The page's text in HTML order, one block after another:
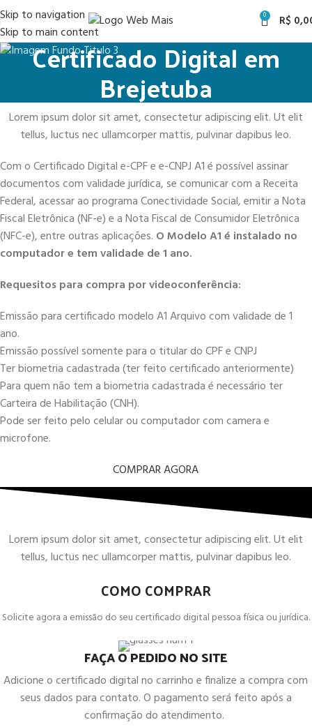
Skip to navigation
Skip to main content
0 R$
Certificado Digital em
Brejetuba
Lorem ipsum dolor sit amet, consectetur adipiscing elit. Ut elit
tellus, luctus nec ullamcorper mattis, pulvinar dapibus leo.
Com o Certificado Digital e-CPF e e-CNPJ A1 é possível assinar
documentos com validade jurídica, se comunicar com a Receita
Federal, acessar ao programa Conectividade Social, emitir a Nota
Fiscal Eletrônica (NF-e) e a Nota Fiscal de Consumidor Eletrônica
(NFC-e), entre outras aplicações. O Modelo A1 é instalado no
computador e tem validade de 1 ano.
Requesitos para compra por videoconferência:
Emissão para certificado modelo A1 Arquivo com validade de 1
ano.
Emissão possível somente para o titular do CPF e CNPJ
Ter biometria cadastrada (ter feito certificado anteriormente)
Para quem não tem a biometria cadastrada é necessário ter
Carteira de Habilitação (CNH).
Pode ser feito pelo celular ou computador com camera e
microfone.
COMPRAR AGORA
Lorem ipsum dolor sit amet, consectetur adipiscing elit. Ut elit
tellus, luctus nec ullamcorper mattis, pulvinar dapibus leo.
COMO COMPRAR
Solicite agora a emissão do seu certificado digital pessoa física ou jurídica.
FAÇA O PEDIDO NO SITE
Adicione o certificado digital no carrinho e finalize a compra com
seus dados para contato. O pagamento será feito após a
confirmação do atendimento.